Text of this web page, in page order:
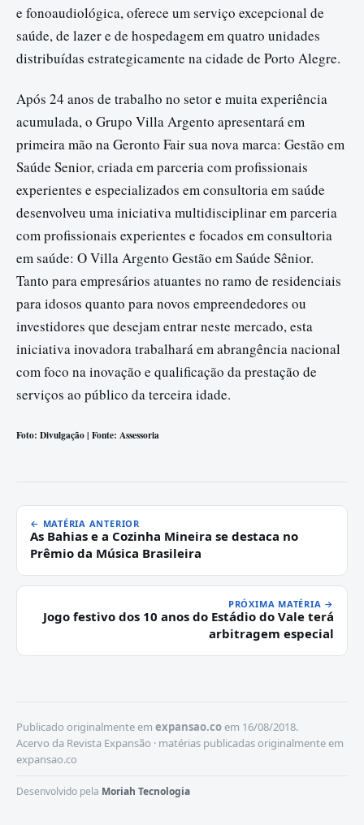
e fonoaudiológica, oferece um serviço excepcional de
saúde, de lazer e de hospedagem em quatro unidades
distribuídas estrategicamente na cidade de Porto Alegre.
Após 24 anos de trabalho no setor e muita experiência
acumulada, o Grupo Villa Argento apresentará em
primeira mão na Geronto Fair sua nova marca: Gestão em
Saúde Senior, criada em parceria com profissionais
experientes e especializados em consultoria em saúde
desenvolveu uma iniciativa multidisciplinar em parceria
com profissionais experientes e focados em consultoria
em saúde: O Villa Argento Gestão em Saúde Sênior.
Tanto para empresários atuantes no ramo de residenciais
para idosos quanto para novos empreendedores ou
investidores que desejam entrar neste mercado, esta
iniciativa inovadora trabalhará em abrangência nacional
com foco na inovação e qualificação da prestação de
serviços ao público da terceira idade.
Foto: Divulgação | Fonte: Assessoria
← MATÉRIA ANTERIOR
As Bahias e a Cozinha Mineira se destaca no
Prêmio da Música Brasileira
PRÓXIMA MATÉRIA →
Jogo festivo dos 10 anos do Estádio do Vale terá
arbitragem especial
Publicado originalmente em expansao.coem 16/08/2018.
Acervo da Revista Expansão · matérias publicadas originalmente em
expansao.co
Desenvolvido pela Moriah Tecnologia